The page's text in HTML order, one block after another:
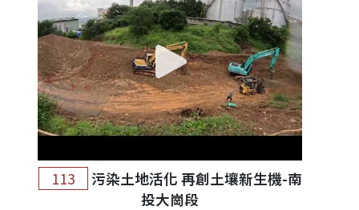
113
污染土地活化 再創土壤新生機-南
投大崗段